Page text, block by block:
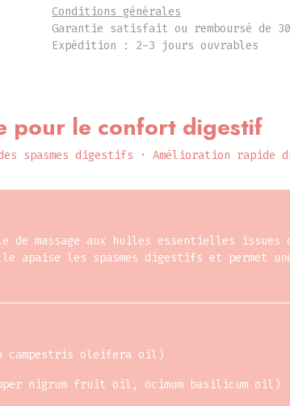
Conditions générales
Garantie satisfait ou remboursé de
Expédition : 2-3 jours ouvrables
pour le confort digestif
spasmes digestifs · Amélioration rapide
de massage aux huiles essentielles
les spasmes digestifs et permet
campestris oleifera oil)
nigrum fruit oil, ocimum basilicum oil)